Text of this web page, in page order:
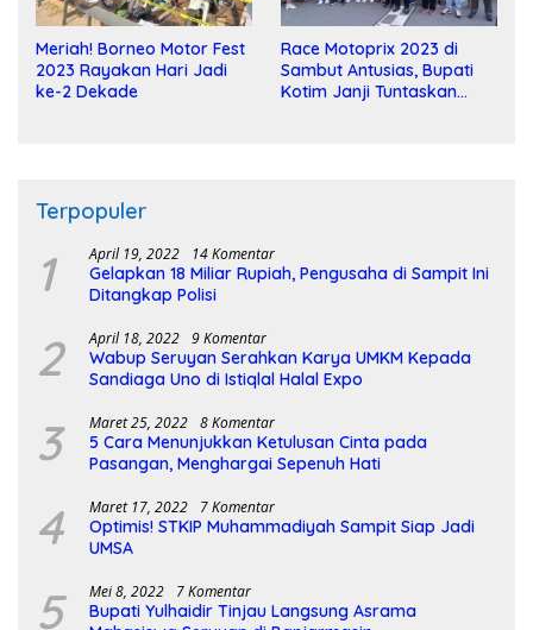
Meriah! Borneo Motor Fest
2023 Rayakan Hari Jadi
ke-2 Dekade
Race Motoprix 2023 di
Sambut Antusias, Bupati
Kotim Janji Tuntaskan
Terpopuler
1 April 19, 2022 14 Komentar
Gelapkan 18 Miliar Rupiah, Pengusaha di Sampit Ini
Ditangkap Polisi
2 April 18, 2022 9 Komentar
Wabup Seruyan Serahkan Karya UMKM Kepada
Sandiaga Uno di Istiqlal Halal Expo
3 Maret 25, 2022 8 Komentar
5 Cara Menunjukkan Ketulusan Cinta pada
Pasangan, Menghargai Sepenuh Hati
4 Maret 17, 2022 7 Komentar
Optimis! STKIP Muhammadiyah Sampit Siap Jadi
UMSA
5 Mei 8, 2022 7 Komentar
Bupati Yulhaidir Tinjau Langsung Asrama